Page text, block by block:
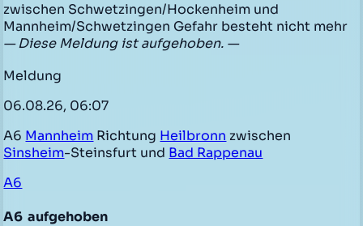
zwischen Schwetzingen/Hockenheim und
Mannheim/Schwetzingen Gefahr besteht nicht mehr
— Diese Meldung ist aufgehoben. —
Meldung
06.08.26, 06:07
A6 Mannheim Richtung Heilbronn zwischen
Sinsheim-Steinsfurt und Bad Rappenau
A6
A6 aufgehoben